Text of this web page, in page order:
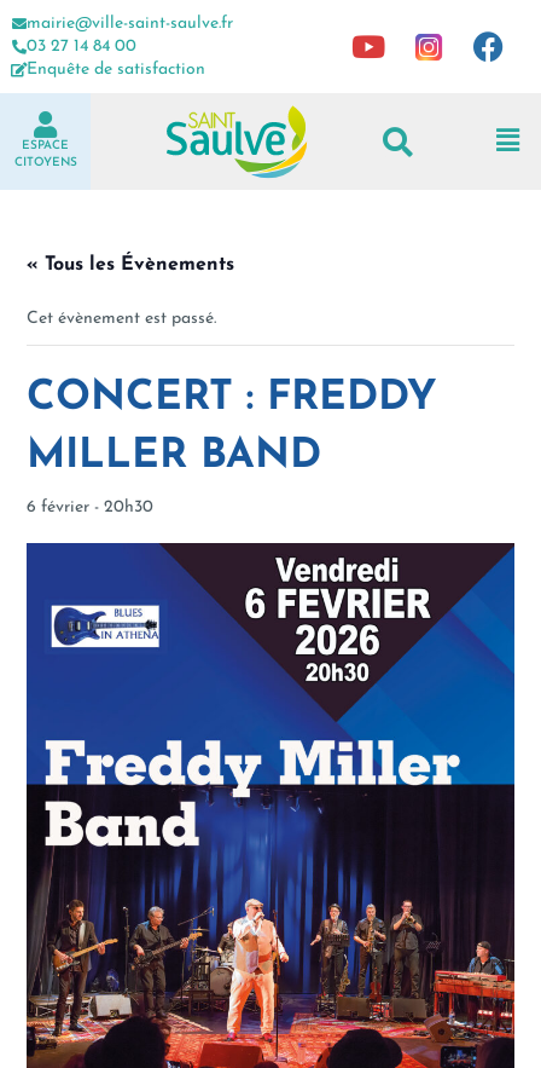
mairie@ville-saint-saulve.fr
03 27 14 84 00
Enquête de satisfaction
ESPACE
CITOYENS
« Tous les Évènements
Cet évènement est passé.
CONCERT : FREDDY
MILLER BAND
6 février - 20h30